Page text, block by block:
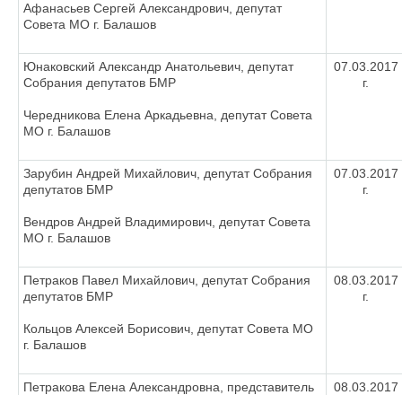
Афанасьев Сергей Александрович, депутат
Совета МО г. Балашов
Юнаковский Александр Анатольевич, депутат
Собрания депутатов БМР
Чередникова Елена Аркадьевна, депутат Совета
МО г. Балашов
07.03.2017
г.
Зарубин Андрей Михайлович, депутат Собрания
депутатов БМР
Вендров Андрей Владимирович, депутат Совета
МО г. Балашов
07.03.2017
г.
Петраков Павел Михайлович, депутат Собрания
депутатов БМР
Кольцов Алексей Борисович, депутат Совета МО
г. Балашов
08.03.2017
г.
Петракова Елена Александровна, представитель
08.03.2017